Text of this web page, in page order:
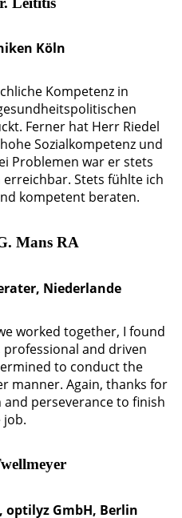
Köln
Kompetenz in
Ferner hat Herr Riedel
Sozialkompetenz und
Problemen war er stets
Stets fühlte ich
kompetent beraten.
Mans RA
Niederlande
worked together, I found
professional and driven
to conduct the
manner. Again, thanks for
perseverance to finish
job.
optilyz GmbH, Berlin